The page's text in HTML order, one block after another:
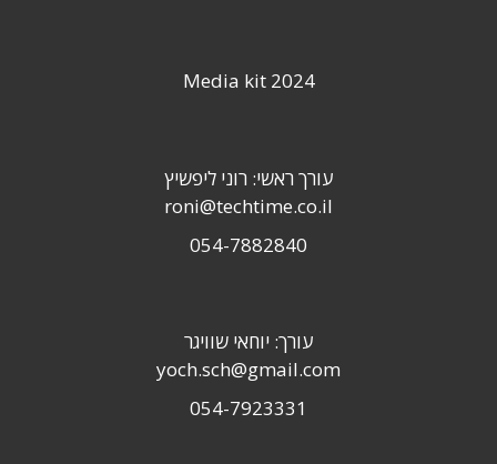
Media kit 2024
עורך ראשי: רוני ליפשיץ
roni@techtime.co.il
054-7882840
עורך: יוחאי שוויגר
yoch.sch@gmail.com
054-7923331